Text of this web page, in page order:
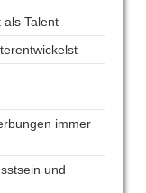
als Talent
immer
und